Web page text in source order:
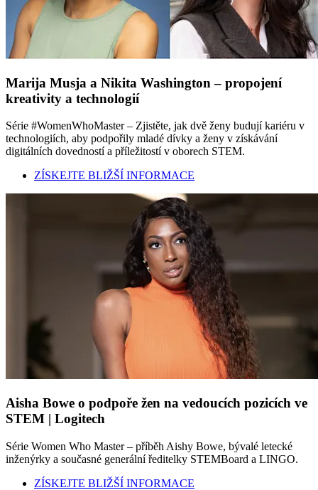
Marija Musja a Nikita Washington – propojení
kreativity a technologií
Série #WomenWhoMaster – Zjistěte, jak dvě ženy budují kariéru v
technologiích, aby podpořily mladé dívky a ženy v získávání
digitálních dovedností a příležitostí v oborech STEM.
ZÍSKEJTE BLIŽŠÍ INFORMACE
Aisha Bowe o podpoře žen na vedoucích pozicích ve
STEM | Logitech
Série Women Who Master – příběh Aishy Bowe, bývalé letecké
inženýrky a současné generální ředitelky STEMBoard a LINGO.
ZÍSKEJTE BLIŽŠÍ INFORMACE